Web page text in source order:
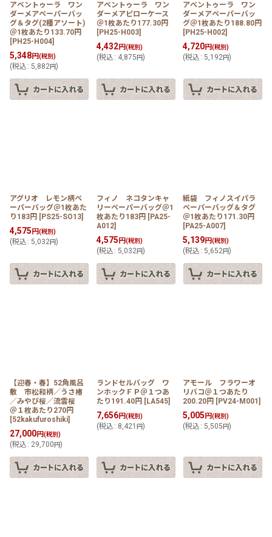
アベントゥーラ ワン
ダーメアペーパーバッ
グ＆タグ(2種アソート)
＠1枚あたり133.70円
[PH25-H004]
5,348円(税別)
(税込 : 5,882円)
アベントゥーラ ワン
ダーメアピローケース
＠1枚あたり177.30円
[PH25-H003]
4,432円(税別)
(税込 : 4,875 円)
アベントゥーラ ワン
ダーメアペーパーバッ
グ＠1枚あたり188.80円
[PH25-H002]
4,720円(税別)
(税込 : 5,192円)
アグリオ レモン柄ペ
ーパーバッグ＠1枚あた
り183円 [PS25-SO13]
4,575 円(税別)
(税込 : 5,032円)
フィノ ネコタンキャ
リーペーパーバッグ＠1
枚あたり183円 [PA25-
A012]
4,575 円(税別)
(税込 : 5,032 円)
紙袋 フィノスイパラ
ペーパーバッグ＆タグ
＠1枚あたり171.30円
[PA25-A007]
5,139円(税別)
(税込 : 5,652円)
【迎春・春】52角風呂
敷 市松和柄／うさ椿
／みやび桜／流雲桜
＠１枚あたり270円
[52kakufuroshiki]
27,000円(税別)
(税込 : 29,700 円)
ランドセルバッグ ワ
ンホックＦＰ＠１つあ
たり191.40円 [LA545]
7,656円(税別)
(税込 : 8,421 円)
アモール フラワーオ
リバコ＠１つあたり
200.20円 [PV24-M001]
5,005 円(税別)
(税込 : 5,505円)